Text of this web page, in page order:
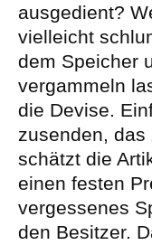
ausgedient?
vielleicht
dem Speicher
vergammeln
die Devise.
zusenden,
schätzt die
einen festen
vergessenes
den Besitzer.